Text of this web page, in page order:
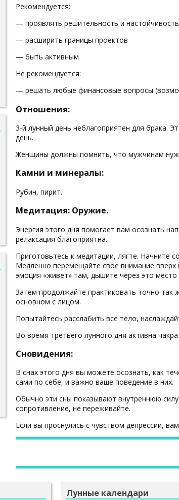
Рекомендуется:
— проявлять решительность и настойчивость
— расширить границы проектов
— быть активным
Не рекомендуется:
— решать любые финансовые вопросы
Отношения:
3-й лунный день неблагоприятен для брака.
день.
Женщины должны помнить, что мужчинам
Камни и минералы:
Рубин, пирит.
Медитация: Оружие.
Энергия этого дня помогает вам осознать
релаксация благоприятна.
Приготовьтесь к медитации, лягте. Начните
Медленно перемещайте свое внимание вверх
эмоция «живет» там, дышите через это место
Затем продолжайте практиковать точно так
основном с лицом.
Попытайтесь расслабить все тело,
Во время третьего лунного дня активна
Сновидения:
В снах этого дня вы можете осознать, как
сами по себе, и важно ваше поведение в них.
Обычно эти сны показывают внутреннюю
сопротивление, не переживайте.
Если вы проснулись с чувством депрессии,
Лунные календари